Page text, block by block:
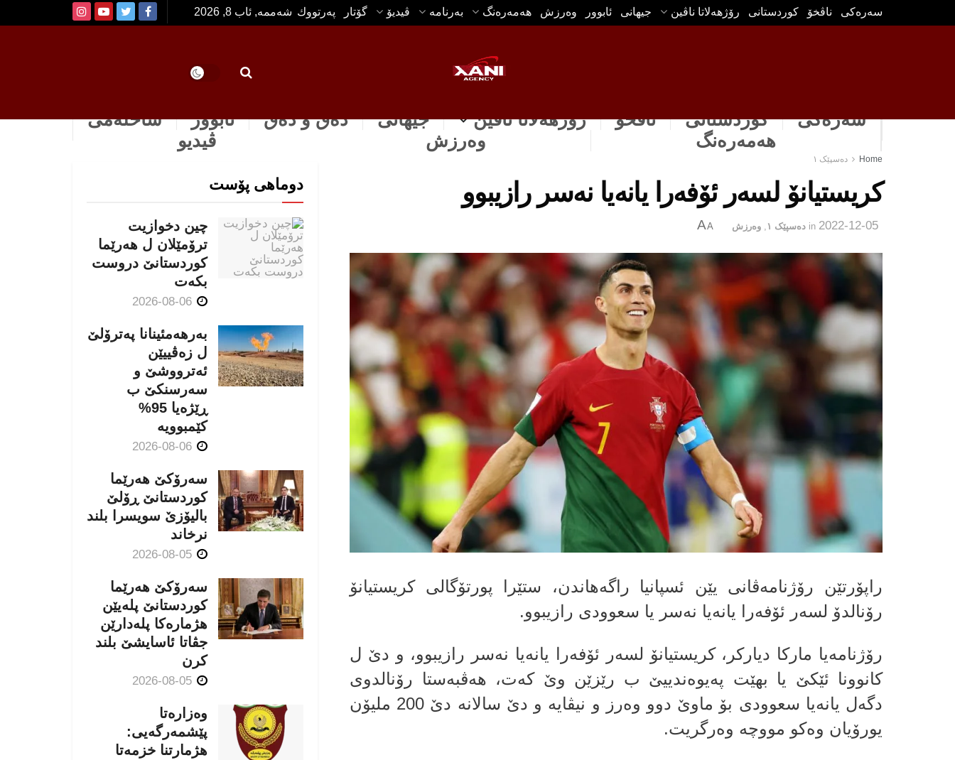
سه‌ره‌كی ناڤخۆ كوردستانى رۆژهه‌لاتا ناڤین جیهانی ئابوور وه‌رزش هه‌مه‌ره‌نگ بەرنامە ڤیدیۆ گۆتار په‌رتووك شەممە, ئاب 8, 2026
سەرەکی كوردستانى ناڤخۆ رۆژهه‌لاتا ناڤین جیهانی دەق و دەق ئابوور
ساخله‌می
هه‌مه‌ره‌نگ
وه‌رزش ڤیدیو
Home دەسپێک ١
كریستیانۆ لسه‌ر ئۆفه‌را یانه‌یا نه‌سر رازیبوو
2022-12-05
in دەسپێک ١ وه‌رزش A
A
راپۆرتێن رۆژنامه‌ڤانى یێن ئسپانیا راگه‌هاندن، ستێرا پورتۆگالى كریستیانۆ
رۆنالدۆ لسه‌ر ئۆفه‌را یانه‌یا نه‌سر یا سعوودى رازیبوو.
رۆژنامه‌یا ماركا دیاركر، كریستیانۆ لسه‌ر ئۆفه‌را یانه‌یا نه‌سر رازیبوو، و دێ ل
كانوونا ئێكێ یا بهێت په‌یوه‌ندییێ ب رێزێن وێ كه‌ت، هه‌ڤبه‌ستا رۆنالدوى
دگه‌ل یانه‌یا سعوودى بۆ ماوێ دوو وه‌رز و نیڤایه‌ و دێ سالانه‌ دێ 200 ملیۆن
یورۆیان وه‌كو مووچه‌ وه‌رگریت.
دوماهی پۆست
چین دخوازیت
ترۆمێلان ل هەرێما
كوردستانێ دروست
بكەت
بەرهەمئینانا په‌ترۆلێ
ل زه‌ڤییێن
ئەترووشێ و
سەرسنكێ ب
ڕێژەیا 95%
كێمبوویە
سەرۆکێ هەرێما
کوردستانێ ڕۆلێ
بالیۆزێ سویسرا بلند
نرخاند
سەرۆکێ هەرێما
کوردستانێ پلەیێن
هژمارەكا پلەدارێن
جڤاتا ئاسایشێ بلند
كرن
وەزارەتا
پێشمەرگەیی:
هژمارتنا خزمەتا